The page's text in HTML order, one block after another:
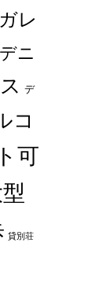
レ
ニ
デ
コ
可
貸別荘